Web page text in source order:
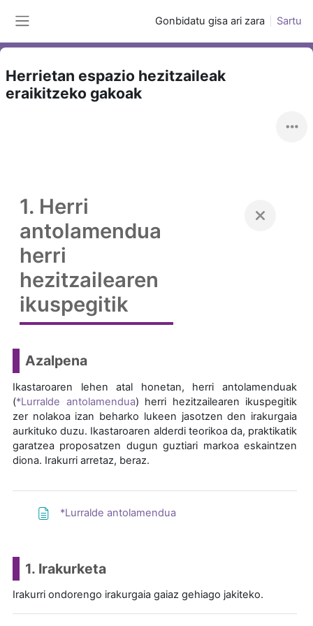
Gonbidatu gisa ari zara Sartu
Herrietan espazio hezitzaileak
eraikitzeko gakoak
1. Herri
antolamendua
herri
hezitzailearen
ikuspegitik
Azalpena
Ikastaroaren lehen atal honetan, herri antolamenduak
(*Lurralde antolamendua) herri hezitzailearen ikuspegitik
zer nolakoa izan beharko lukeen jasotzen den irakurgaia
aurkituko duzu. Ikastaroaren alderdi teorikoa da, praktikatik
garatzea proposatzen dugun guztiari markoa eskaintzen
diona. Irakurri arretaz, beraz.
*Lurralde antolamendua
1. Irakurketa
Irakurri ondorengo irakurgaia gaiaz gehiago jakiteko.